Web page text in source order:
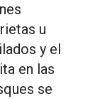
u
y el
en las
se